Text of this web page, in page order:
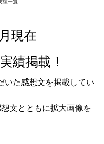
績一覧
現在
績掲載！
いた感想文を掲載してい
文とともに拡大画像を